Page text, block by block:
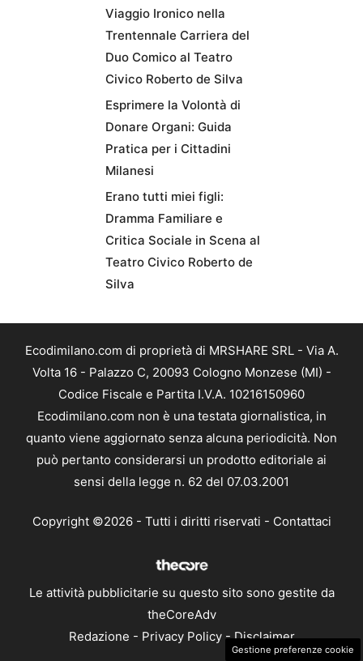
Viaggio Ironico nella
Trentennale Carriera del
Duo Comico al Teatro
Civico Roberto de Silva
Esprimere la Volontà di
Donare Organi: Guida
Pratica per i Cittadini
Milanesi
Erano tutti miei figli:
Dramma Familiare e
Critica Sociale in Scena al
Teatro Civico Roberto de
Silva
Ecodimilano.com di proprietà di MRSHARE SRL - Via A.
Volta 16 - Palazzo C, 20093 Cologno Monzese (MI) -
Codice Fiscale e Partita I.V.A. 10216150960
Ecodimilano.com non è una testata giornalistica, in
quanto viene aggiornato senza alcuna periodicità. Non
può pertanto considerarsi un prodotto editoriale ai
sensi della legge n. 62 del 07.03.2001
Copyright ©2026 - Tutti i diritti riservati - Contattaci
Le attività pubblicitarie su questo sito sono gestite da
theCoreAdv
Redazione - Privacy Policy-Disclaimer
Gestione preferenze cookie